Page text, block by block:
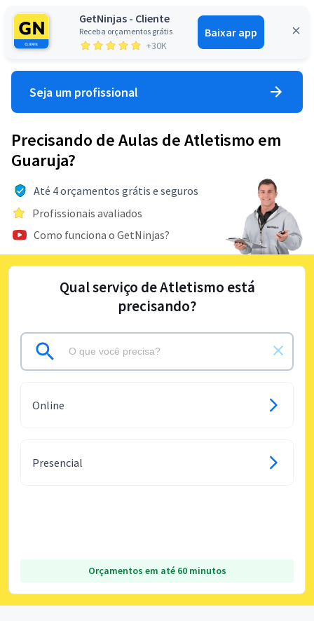
GetNinjas - Cliente
Receba orçamentos grátis
+30K
Baixar app
Entrar
Seja um profissional
Precisando de Aulas de Atletismo em
Guaruja?
Até 4 orçamentos grátis e seguros
Profissionais avaliados
Como funciona o GetNinjas?
Qual serviço de Atletismo está
precisando?
Online
Presencial
Orçamentos em até 60 minutos